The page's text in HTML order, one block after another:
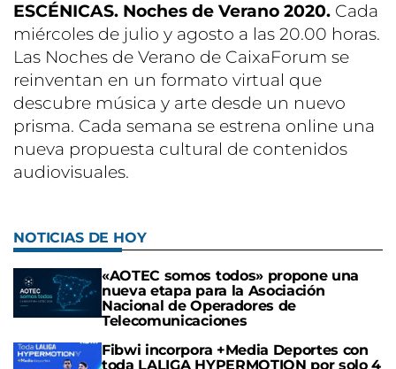
ESCÉNICAS. Noches de Verano 2020. Cada
miércoles de julio y agosto a las 20.00 horas.
Las Noches de Verano de CaixaForum se
reinventan en un formato virtual que
descubre música y arte desde un nuevo
prisma. Cada semana se estrena online una
nueva propuesta cultural de contenidos
audiovisuales.
NOTICIAS DE HOY
«AOTEC somos todos» propone una
nueva etapa para la Asociación
Nacional de Operadores de
Telecomunicaciones
Fibwi incorpora +Media Deportes con
toda LALIGA HYPERMOTION por solo 4